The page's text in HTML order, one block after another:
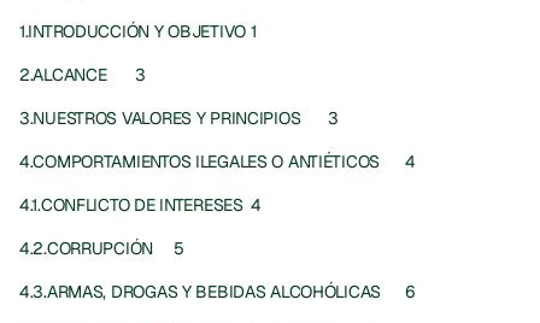
1.INTRODUCCIÓN Y OBJETIVO	1
2.ALCANCE	3
3.NUESTROS VALORES Y PRINCIPIOS	3
4.COMPORTAMIENTOS ILEGALES O ANTIÉTICOS	4
4.1.CONFLICTO DE INTERESES	4
4.2.CORRUPCIÓN	5
4.3.ARMAS, DROGAS Y BEBIDAS ALCOHÓLICAS	6